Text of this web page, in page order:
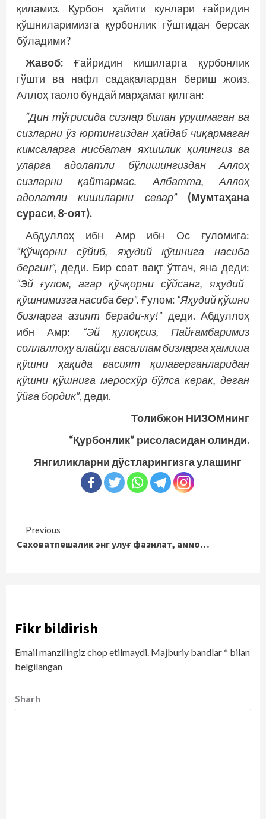
қиламиз. Қурбон ҳайити кунлари ғайридин
қўшниларимизга қурбонлик гўштидан берсак
бўладими?
Жавоб: Ғайридин кишиларга қурбонлик
гўшти ва нафл садақалардан бериш жоиз.
Аллоҳ таоло бундай марҳамат қилган:
“Дин тўғрисида сизлар билан урушмаган ва
сизларни ўз юртингиздан ҳайдаб чиқармаган
кимсаларга нисбатан яхшилик қилингиз ва
уларга адолатли бўлишингиздан Аллоҳ
сизларни қайтармас. Албатта, Аллоҳ
адолатли кишиларни севар”
(Мумтаҳана
сураси, 8-оят).
Абдуллоҳ ибн Амр ибн Ос ғуломига:
“Қўчқорни сўйиб, яҳудий қўшнига насиба
бергин”, деди. Бир соат вақт ўтгач, яна деди:
“Эй ғулом, агар қўчқорни сўйсанг, яҳудий
қўшнимизга насиба бер”. Ғулом: “Яҳудий қўшни
бизларга азият беради-ку!”деди. Абдуллоҳ
ибн Амр: “Эй қулоқсиз, Пайғамбаримиз
соллаллоҳу алайҳи васаллам бизларга ҳамиша
қўшни ҳақида васият қилаверганларидан
қўшни қўшнига меросхўр бўлса керак, деган
ўйга бордик”, деди.
Толибжон НИЗОМнинг
“Қурбонлик” рисоласидан олинди.
Янгиликларни дўстларингизга улашинг
Continue
Reading
Previous
Саховатпешалик энг улуғ фазилат, аммо…
Fikr bildirish
Email manzilingiz chop etilmaydi. Majburiy bandlar* bilan
belgilangan
Sharh